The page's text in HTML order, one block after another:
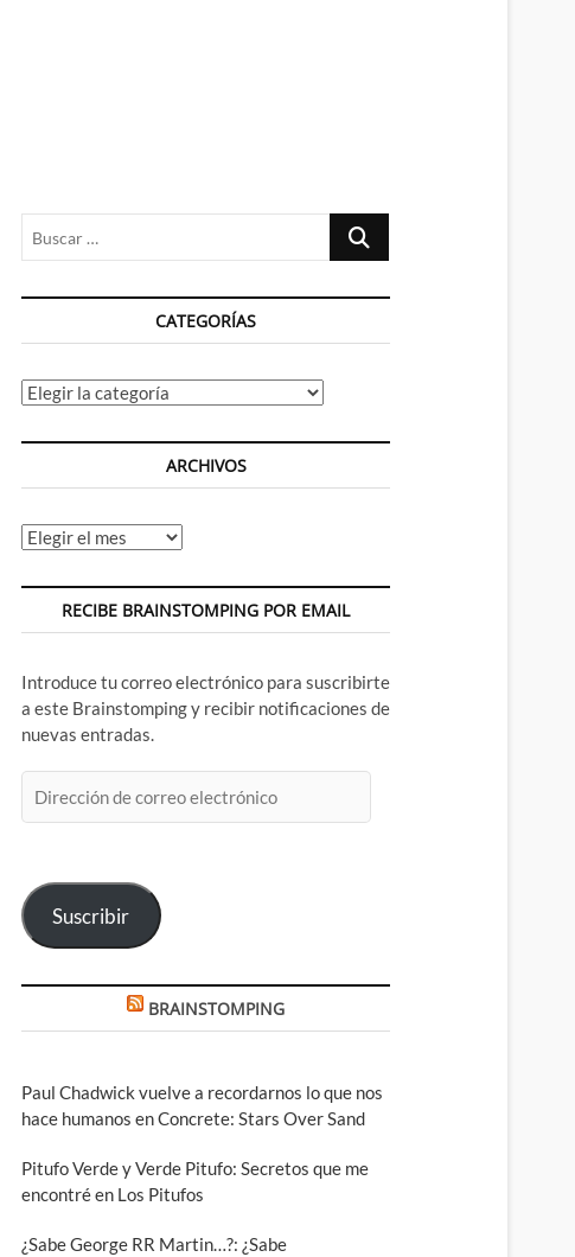
Buscar
CATEGORÍAS
Categorías
ARCHIVOS
Archivos
RECIBE BRAINSTOMPING POR EMAIL
Introduce tu correo electrónico para suscribirte
a este Brainstomping y recibir notificaciones de
nuevas entradas.
de
Suscribir
BRAINSTOMPING
Paul Chadwick vuelve a recordarnos lo que nos
hace humanos en Concrete: Stars Over Sand
Pitufo Verde y Verde Pitufo: Secretos que me
encontré en Los Pitufos
¿Sabe George RR Martin…?: ¿Sabe